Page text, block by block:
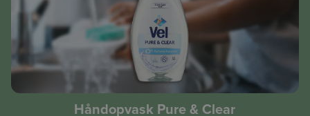
Håndopvask Pure & Clear